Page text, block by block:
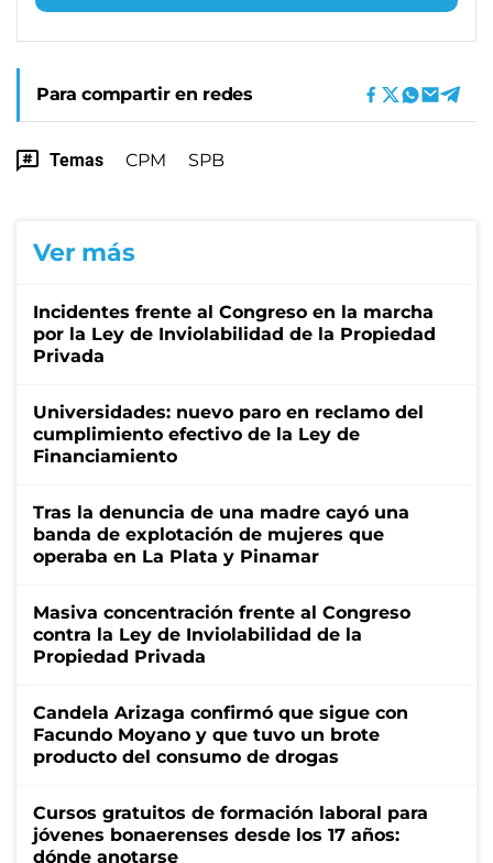
Para compartir en redes
Temas CPM SPB
Ver más
Incidentes frente al Congreso en la marcha
por la Ley de Inviolabilidad de la Propiedad
Privada
Universidades: nuevo paro en reclamo del
cumplimiento efectivo de la Ley de
Financiamiento
Tras la denuncia de una madre cayó una
banda de explotación de mujeres que
operaba en La Plata y Pinamar
Masiva concentración frente al Congreso
contra la Ley de Inviolabilidad de la
Propiedad Privada
Candela Arizaga confirmó que sigue con
Facundo Moyano y que tuvo un brote
producto del consumo de drogas
Cursos gratuitos de formación laboral para
jóvenes bonaerenses desde los 17 años:
dónde anotarse